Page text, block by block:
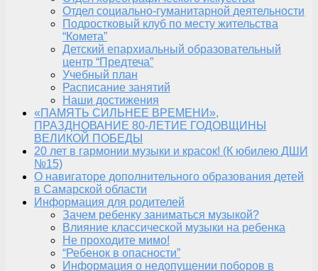
Отдел социально-гуманитарной деятельности
Подростковый клуб по месту жительства
“Комета”
Детский епархиальный образовательный
центр “Предтеча”
Учебный план
Расписание занятий
Наши достижения
«ПАМЯТЬ СИЛЬНЕЕ ВРЕМЕНИ»,
ПРАЗДНОВАНИЕ 80-ЛЕТИЕ ГОДОВЩИНЫ
ВЕЛИКОЙ ПОБЕДЫ
20 лет в гармонии музыки и красок! (К юбилею ДШИ
№15)
О навигаторе дополнительного образования детей
в Самарской области
Информация для родителей
Зачем ребенку заниматься музыкой?
Влияние классической музыки на ребенка
Не проходите мимо!
“Ребенок в опасности”
Информация о недопущении поборов в